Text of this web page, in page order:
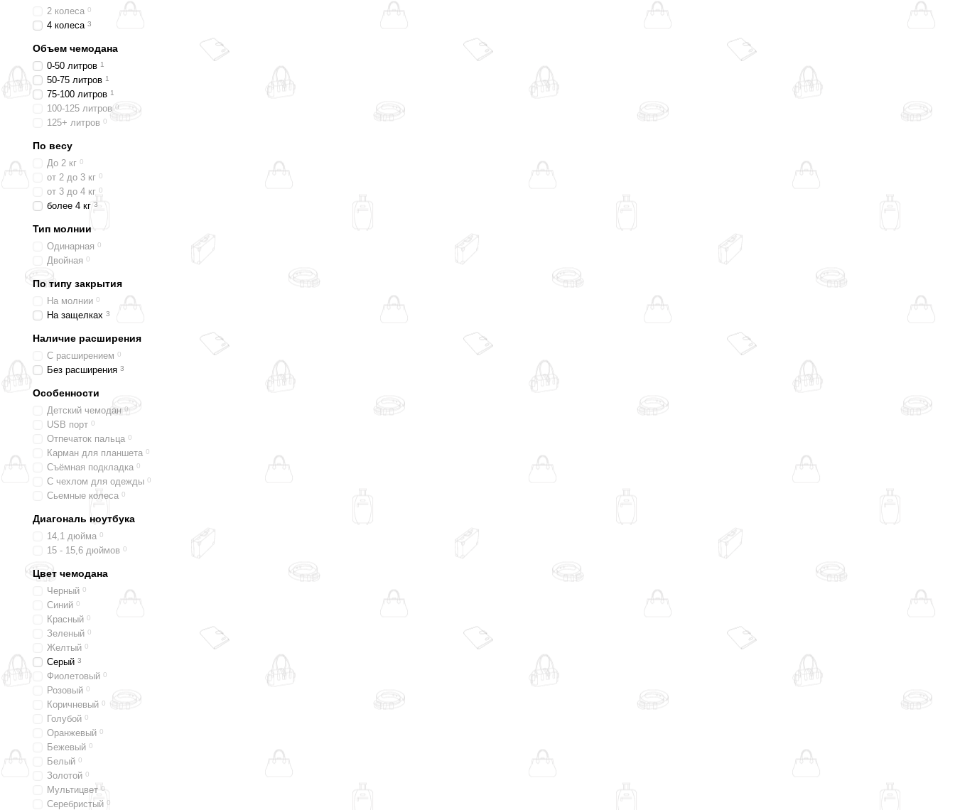
2 колеса 0
4 колеса 3
Объем чемодана
0-50 литров 1
50-75 литров 1
75-100 литров 1
100-125 литров 0
125+ литров 0
По весу
До 2 кг 0
от 2 до 3 кг 0
от 3 до 4 кг 0
более 4 кг 3
Тип молнии
Одинарная 0
Двойная 0
По типу закрытия
На молнии 0
На защелках 3
Наличие расширения
С расширением 0
Без расширения 3
Особенности
Детский чемодан 0
USB порт 0
Отпечаток пальца 0
Карман для планшета 0
Съёмная подкладка 0
С чехлом для одежды 0
Сьемные колеса 0
Диагональ ноутбука
14,1 дюйма 0
15 - 15,6 дюймов 0
Цвет чемодана
Черный 0
Синий 0
Красный 0
Зеленый 0
Желтый 0
Серый 3
Фиолетовый 0
Розовый 0
Коричневый 0
Голубой 0
Оранжевый 0
Бежевый 0
Белый 0
Золотой 0
Мультицвет 0
Серебристый 0